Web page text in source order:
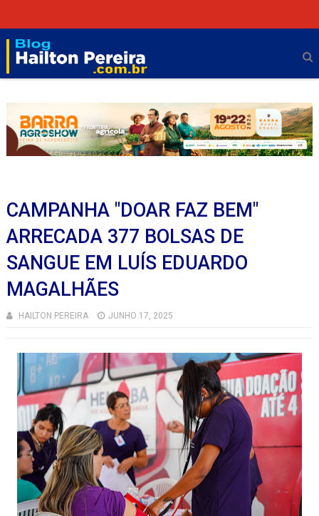
CAMPANHA "DOAR FAZ BEM"
ARRECADA 377 BOLSAS DE
SANGUE EM LUÍS EDUARDO
MAGALHÃES
HAILTON PEREIRA JUNHO 17, 2025